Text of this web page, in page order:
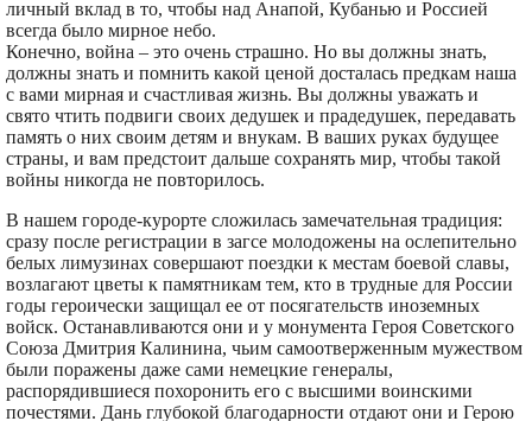
личный вклад в то, чтобы над Анапой, Кубанью и Россией
всегда было мирное небо.
Конечно, война – это очень страшно. Но вы должны знать,
должны знать и помнить какой ценой досталась предкам наша
с вами мирная и счастливая жизнь. Вы должны уважать и
свято чтить подвиги своих дедушек и прадедушек, передавать
память о них своим детям и внукам. В ваших руках будущее
страны, и вам предстоит дальше сохранять мир, чтобы такой
войны никогда не повторилось.
В нашем городе-курорте сложилась замечательная традиция:
сразу после регистрации в загсе молодожены на ослепительно
белых лимузинах совершают поездки к местам боевой славы,
возлагают цветы к памятникам тем, кто в трудные для России
годы героически защищал ее от посягательств иноземных
войск. Останавливаются они и у монумента Героя Советского
Союза Дмитрия Калинина, чьим самоотверженным мужеством
были поражены даже сами немецкие генералы,
распорядившиеся похоронить его с высшими воинскими
почестями. Дань глубокой благодарности отдают они и Герою